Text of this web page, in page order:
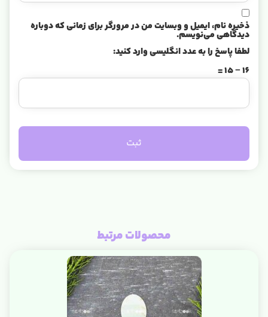
ذخیره نام، ایمیل و وبسایت من در مرورگر برای زمانی که دوباره
دیدگاهی می‌نویسم.
لطفا پاسخ را به عدد انگلیسی وارد کنید:
16 − 15 =
محصولات مرتبط